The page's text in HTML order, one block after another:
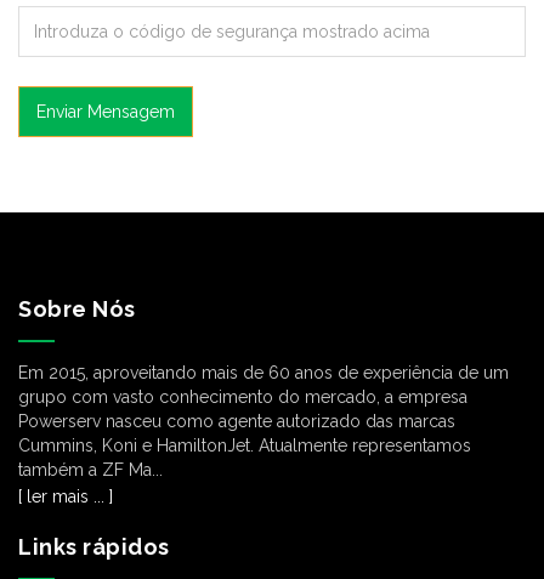
Enviar Mensagem
Sobre Nós
Em 2015, aproveitando mais de 60 anos de experiência de um
grupo com vasto conhecimento do mercado, a empresa
Powerserv nasceu como agente autorizado das marcas
Cummins, Koni e HamiltonJet. Atualmente representamos
também a ZF Ma...
[ ler mais ... ]
Links rápidos